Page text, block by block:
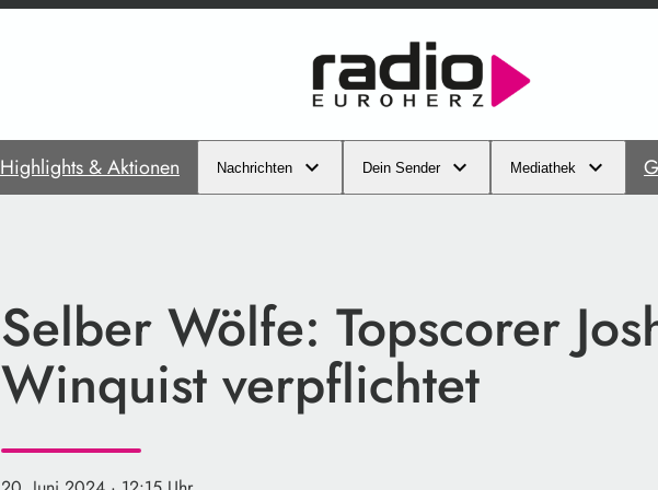
Highlights & Aktionen Nachrichten Dein Sender Mediathek
Selber Wölfe: Topscorer
Winquist verpflichtet